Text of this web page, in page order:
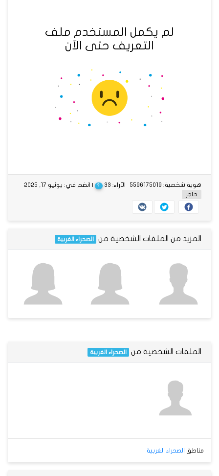
لم يكمل المستخدم ملف
التعريف حتى الآن
الآراء: 33 ? | انضم في: يونيو 17, 2025
هوية شخصية: 5596175019
حاجز
المزيد من الملفات الشخصية من الصحراء الغربية
الملفات الشخصية من الصحراء الغربية
مناطق الصحراء الغربية